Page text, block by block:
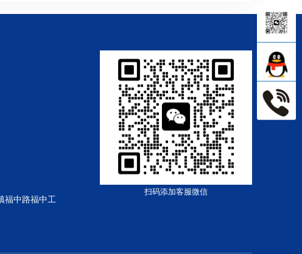
福中路福中工
扫码添加客服微信